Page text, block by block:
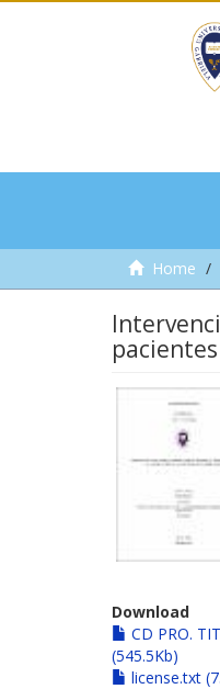
Home
Download
CD PRO.
(545.5Kb)
license.txt